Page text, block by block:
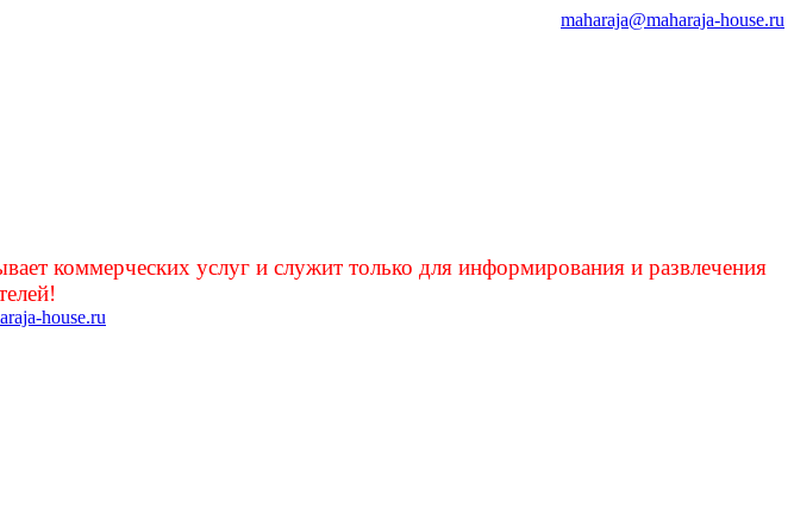
maharaja@maharaja-house.ru
коммерческих услуг и служит только для информирования и развлечения
house.ru